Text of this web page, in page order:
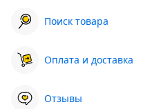
Поиск товара
Оплата и доставка
Отзывы